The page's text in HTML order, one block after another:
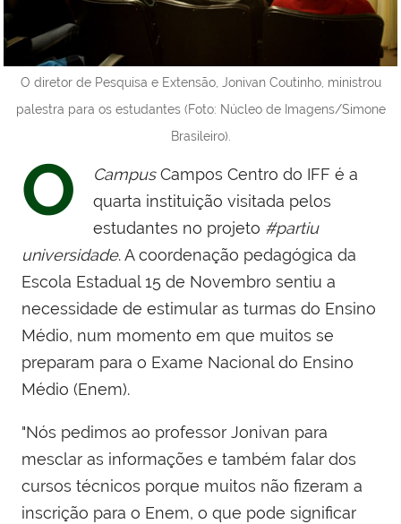
O diretor de Pesquisa e Extensão, Jonivan Coutinho, ministrou
palestra para os estudantes (Foto: Núcleo de Imagens/Simone
Brasileiro).
O CampusCampos Centro do IFF é a
quarta instituição visitada pelos
estudantes no projeto #partiu
universidade. A coordenação pedagógica da
Escola Estadual 15 de Novembro sentiu a
necessidade de estimular as turmas do Ensino
Médio, num momento em que muitos se
preparam para o Exame Nacional do Ensino
Médio (Enem).
"Nós pedimos ao professor Jonivan para
mesclar as informações e também falar dos
cursos técnicos porque muitos não fizeram a
inscrição para o Enem, o que pode significar